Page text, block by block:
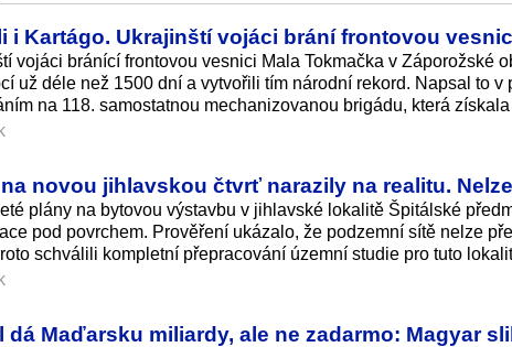
i Kartágo. Ukrajinští vojáci brání frontovou
vojáci bránící frontovou vesnici Mala Tokmačka v Záporožské
už déle než 1500 dní a vytvořili tím národní rekord. Napsal to
na 118. samostatnou mechanizovanou brigádu, která
novou jihlavskou čtvrť narazily na realitu.
plány na bytovou výstavbu v jihlavské lokalitě Špitálské
pod povrchem. Prověření ukázalo, že podzemní sítě nelze
schválili kompletní přepracování územní studie pro tuto
dá Maďarsku miliardy, ale ne zadarmo: Magyar